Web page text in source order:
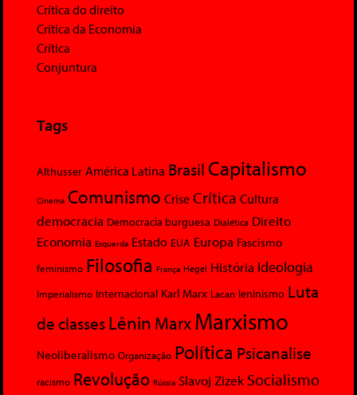
Crítica do direito
Crítica da Economia
Crítica
Conjuntura
Tags
Althusser América Latina Brasil Capitalismo
Cinema Comunismo Crise Crítica Cultura
democracia Democracia burguesa Dialética Direito
Economia Esquerda Estado EUA Europa Fascismo
feminismo Filosofia França Hegel História Ideologia
Imperialismo Internacional Karl Marx Lacan leninismo Luta
de classesLênin MarxMarxismo
Neoliberalismo Organização Política Psicanalise
racismo Revolução Rússia Slavoj Zizek Socialismo